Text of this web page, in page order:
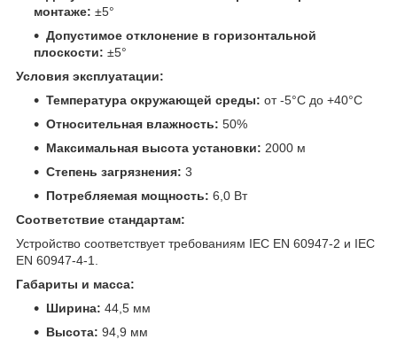
монтаже: ±5°
Допустимое отклонение в горизонтальной
плоскости: ±5°
Условия эксплуатации:
Температура окружающей среды: от -5°С до +40°С
Относительная влажность: 50%
Максимальная высота установки: 2000 м
Степень загрязнения: 3
Потребляемая мощность: 6,0 Вт
Соответствие стандартам:
Устройство соответствует требованиям IEC EN 60947-2 и IEC
EN 60947-4-1.
Габариты и масса:
Ширина: 44,5 мм
Высота: 94,9 мм